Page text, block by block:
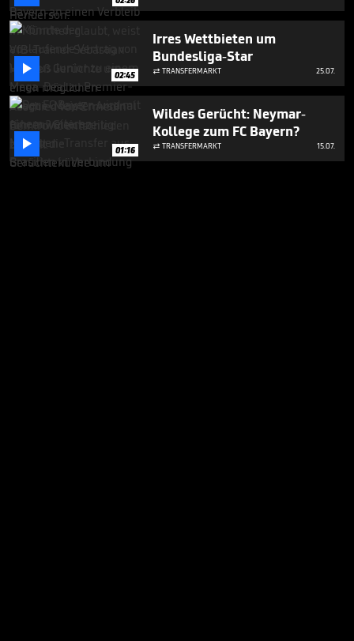
 02:45
Irres Wettbieten um
Bundesliga-Star
 TRANSFERMARKT 25.07.
 01:16
Wildes Gerücht: Neymar-
Kollege zum FC Bayern?
 TRANSFERMARKT 15.07.